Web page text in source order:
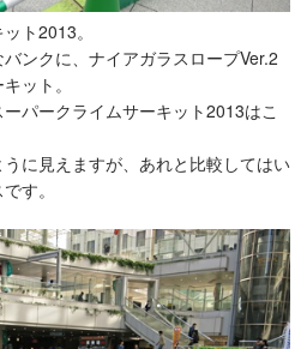
ト2013。
ンクに、ナイアガラスロープVer.2
ット。
パークライムサーキット2013はこ
に見えますが、あれと比較してはい
す。